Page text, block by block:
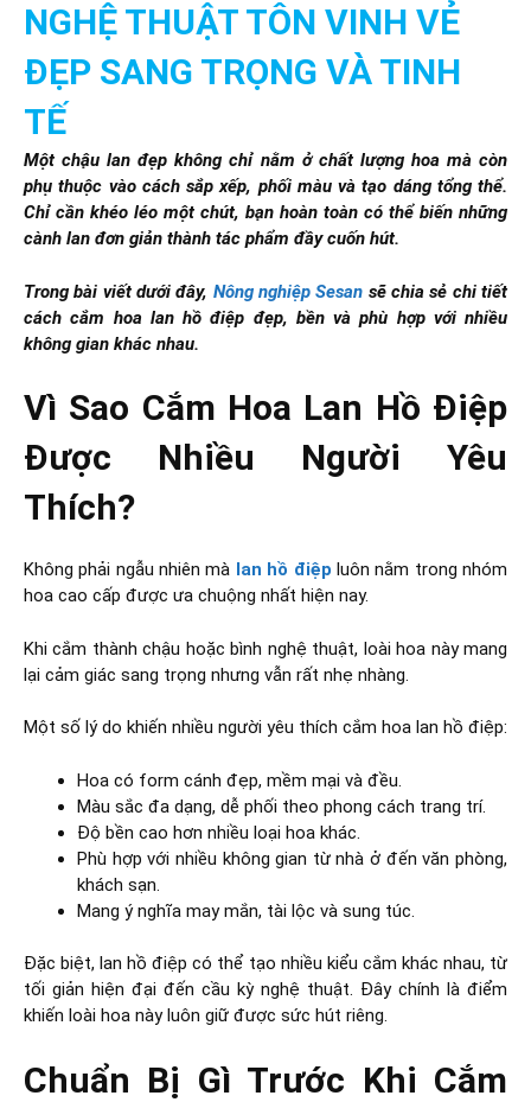
NGHỆ THUẬT TÔN VINH VẺ
ĐẸP SANG TRỌNG VÀ TINH
TẾ
Một chậu lan đẹp không chỉ nằm ở chất lượng hoa mà còn
phụ thuộc vào cách sắp xếp, phối màu và tạo dáng tổng thể.
Chỉ cần khéo léo một chút, bạn hoàn toàn có thể biến những
cành lan đơn giản thành tác phẩm đầy cuốn hút.
Trong bài viết dưới đây, Nông nghiệp Sesan sẽ chia sẻ chi tiết
cách cắm hoa lan hồ điệp đẹp, bền và phù hợp với nhiều
không gian khác nhau.
Vì Sao Cắm Hoa Lan Hồ Điệp
Được Nhiều Người Yêu
Thích?
Không phải ngẫu nhiên mà lan hồ điệp luôn nằm trong nhóm
hoa cao cấp được ưa chuộng nhất hiện nay.
Khi cắm thành chậu hoặc bình nghệ thuật, loài hoa này mang
lại cảm giác sang trọng nhưng vẫn rất nhẹ nhàng.
Một số lý do khiến nhiều người yêu thích cắm hoa lan hồ điệp:
Hoa có form cánh đẹp, mềm mại và đều.
Màu sắc đa dạng, dễ phối theo phong cách trang trí.
Độ bền cao hơn nhiều loại hoa khác.
Phù hợp với nhiều không gian từ nhà ở đến văn phòng,
khách sạn.
Mang ý nghĩa may mắn, tài lộc và sung túc.
Đặc biệt, lan hồ điệp có thể tạo nhiều kiểu cắm khác nhau, từ
tối giản hiện đại đến cầu kỳ nghệ thuật. Đây chính là điểm
khiến loài hoa này luôn giữ được sức hút riêng.
Chuẩn Bị Gì Trước Khi Cắm